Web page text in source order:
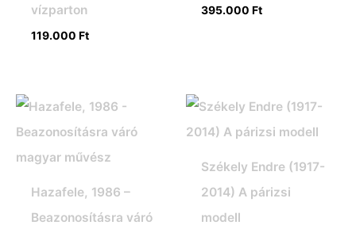
vízparton
119.000 Ft
395.000 Ft
Hazafele, 1986 –
Beazonosításra váró
Székely Endre (1917-
2014) A párizsi
modell